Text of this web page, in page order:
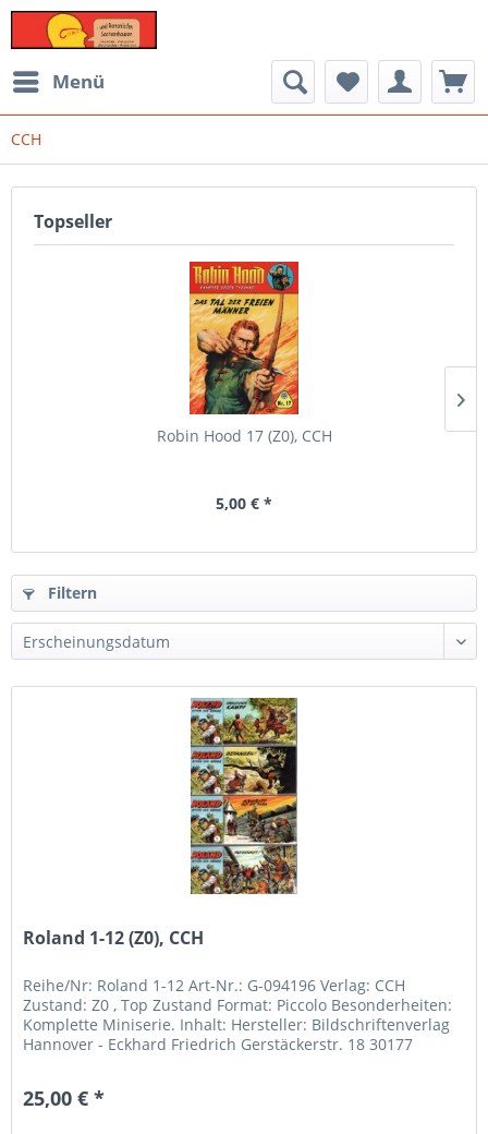
Menü
CCH
Topseller
Robin Hood 17 (Z0), CCH
5,00 € *
Filtern
Roland 1-12 (Z0), CCH
Reihe/Nr: Roland 1-12 Art-Nr.: G-094196 Verlag: CCH
Zustand: Z0 , Top Zustand Format: Piccolo Besonderheiten:
Komplette Miniserie. Inhalt: Hersteller: Bildschriftenverlag
Hannover - Eckhard Friedrich Gerstäckerstr. 18 30177
25,00 € *